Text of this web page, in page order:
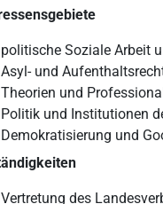
politische Soziale Arbeit
Asyl- und
Theorien und
Politik und Institutionen
Demokratisierung und
Vertretung des